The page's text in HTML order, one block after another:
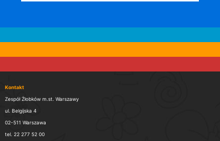
Kontakt
Zespół Żłobków m.st. Warszawy
ul. Belgijska 4
02-511 Warszawa
tel. 22 277 52 00